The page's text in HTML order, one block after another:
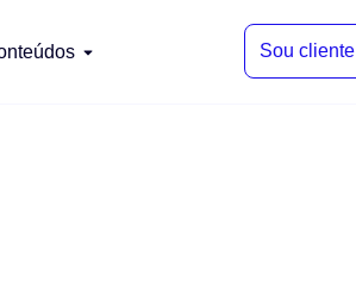
Sou cliente